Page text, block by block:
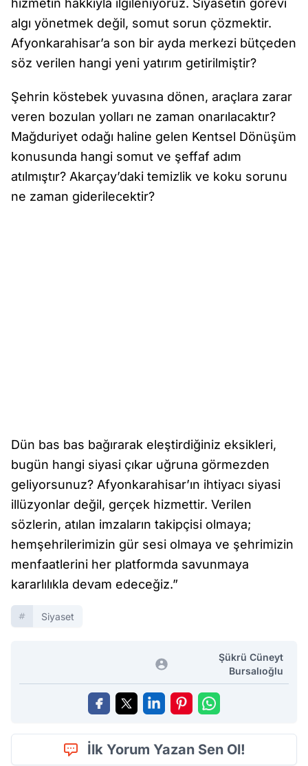
hizmetin hakkıyla ilgileniyoruz. Siyasetin görevi
algı yönetmek değil, somut sorun çözmektir.
Afyonkarahisar’a son bir ayda merkezi bütçeden
söz verilen hangi yeni yatırım getirilmiştir?
Şehrin köstebek yuvasına dönen, araçlara zarar
veren bozulan yolları ne zaman onarılacaktır?
Mağduriyet odağı haline gelen Kentsel Dönüşüm
konusunda hangi somut ve şeffaf adım
atılmıştır? Akarçay’daki temizlik ve koku sorunu
ne zaman giderilecektir?
Dün bas bas bağırarak eleştirdiğiniz eksikleri,
bugün hangi siyasi çıkar uğruna görmezden
geliyorsunuz? Afyonkarahisar’ın ihtiyacı siyasi
illüzyonlar değil, gerçek hizmettir. Verilen
sözlerin, atılan imzaların takipçisi olmaya;
hemşehrilerimizin gür sesi olmaya ve şehrimizin
menfaatlerini her platformda savunmaya
kararlılıkla devam edeceğiz.”
Siyaset
Şükrü Cüneyt
Bursalıoğlu
İlk Yorum Yazan Sen Ol!